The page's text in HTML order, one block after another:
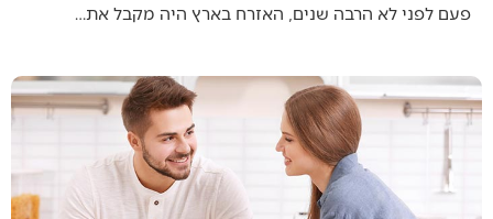
פעם לפני לא הרבה שנים, האזרח בארץ היה מקבל את…